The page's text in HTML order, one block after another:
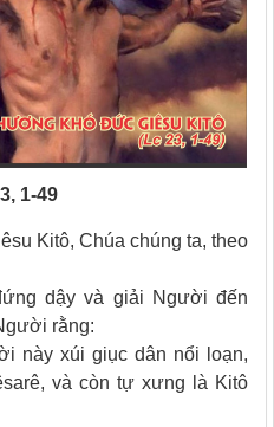
1-49
Kitô, Chúa chúng ta, theo
dậy và giải Người đến
rằng:
này xúi giục dân nổi loạn,
và còn tự xưng là Kitô